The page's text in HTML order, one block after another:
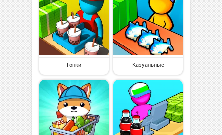
Гонки Казуальные